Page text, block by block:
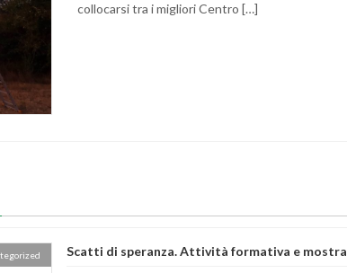
collocarsi tra i migliori Centro […]
Scatti di speranza. Attività formativa e mostra